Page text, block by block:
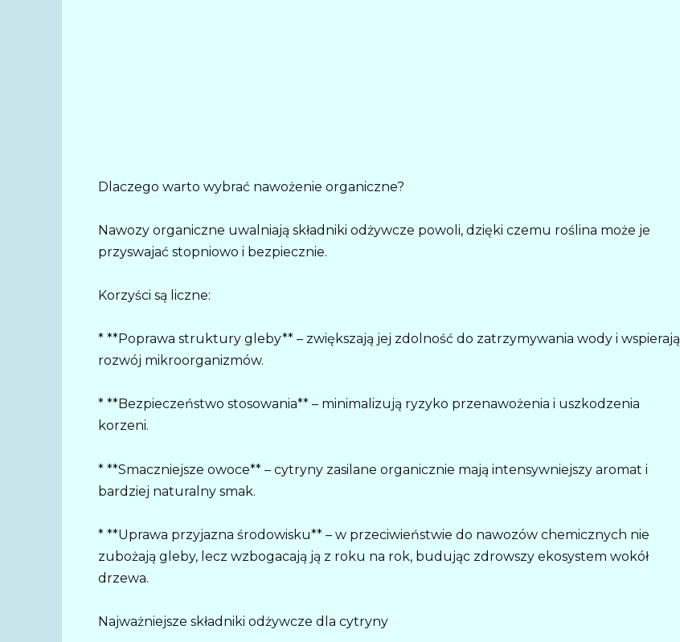
Dlaczego warto wybrać nawożenie organiczne?
Nawozy organiczne uwalniają składniki odżywcze powoli, dzięki czemu roślina może je
przyswajać stopniowo i bezpiecznie.
Korzyści są liczne:
* **Poprawa struktury gleby** – zwiększają jej zdolność do zatrzymywania wody i wspierają
rozwój mikroorganizmów.
* **Bezpieczeństwo stosowania** – minimalizują ryzyko przenawożenia i uszkodzenia
korzeni.
* **Smaczniejsze owoce** – cytryny zasilane organicznie mają intensywniejszy aromat i
bardziej naturalny smak.
* **Uprawa przyjazna środowisku** – w przeciwieństwie do nawozów chemicznych nie
zubożają gleby, lecz wzbogacają ją z roku na rok, budując zdrowszy ekosystem wokół
drzewa.
Najważniejsze składniki odżywcze dla cytryny